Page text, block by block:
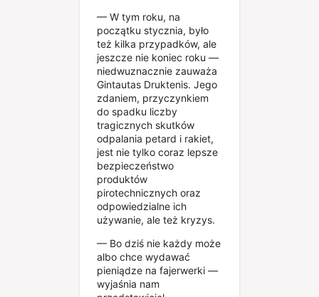
— W tym roku, na
początku stycznia, było
też kilka przypadków, ale
jeszcze nie koniec roku —
niedwuznacznie zauważa
Gintautas Druktenis. Jego
zdaniem, przyczynkiem
do spadku liczby
tragicznych skutków
odpalania petard i rakiet,
jest nie tylko coraz lepsze
bezpieczeństwo
produktów
pirotechnicznych oraz
odpowiedzialne ich
używanie, ale też kryzys.
— Bo dziś nie każdy może
albo chce wydawać
pieniądze na fajerwerki —
wyjaśnia nam